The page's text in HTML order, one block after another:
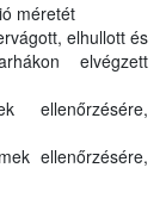
méretét
elhullott és
elvégzett
ellenőrzésére,
ellenőrzésére,